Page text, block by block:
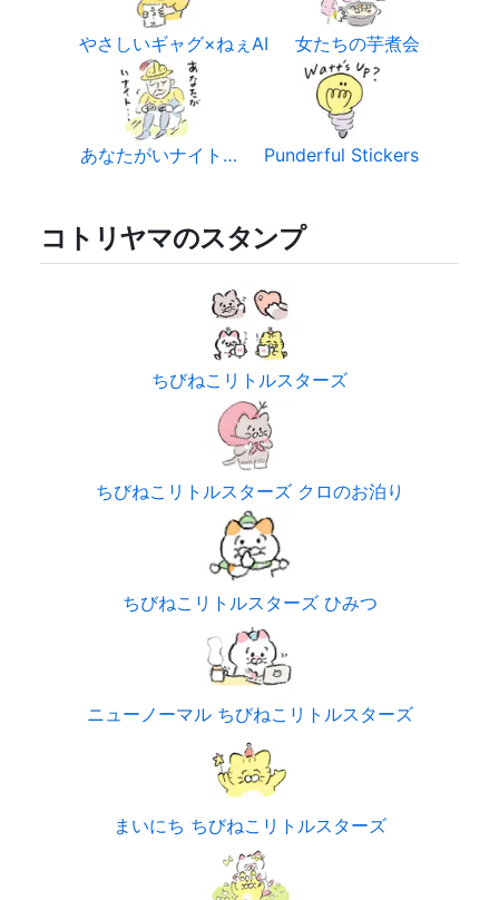
やさしいギャグ×ねぇAI 女たちの芋煮会
あなたがいナイト… Punderful Stickers
コトリヤマのスタンプ
ちびねこリトルスターズ
ちびねこリトルスターズ クロのお泊り
ちびねこリトルスターズ ひみつ
ニューノーマル ちびねこリトルスターズ
まいにち ちびねこリトルスターズ